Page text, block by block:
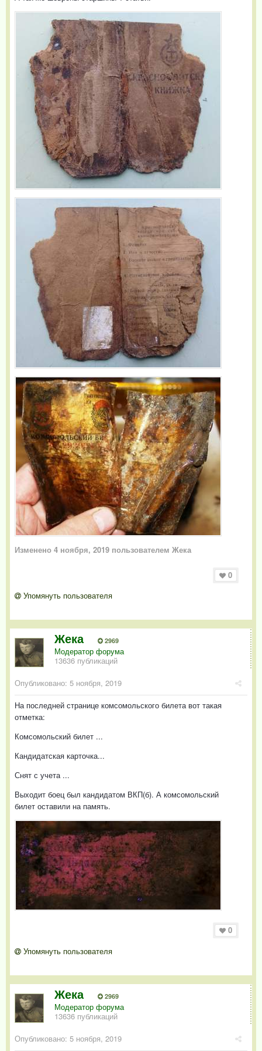
Изменено 4 ноября, 2019 пользователем Жека
0
Упомянуть пользователя
Жека 2969
Модератор форума
13636 публикаций
Опубликовано: 5 ноября, 2019
На последней странице комсомольского билета вот такая
отметка:
Комсомольский билет ...
Кандидатская карточка...
Снят с учета ...
Выходит боец был кандидатом ВКП(б). А комсомольский
билет оставили на память.
0
Упомянуть пользователя
Жека 2969
Модератор форума
13636 публикаций
Опубликовано: 5 ноября, 2019